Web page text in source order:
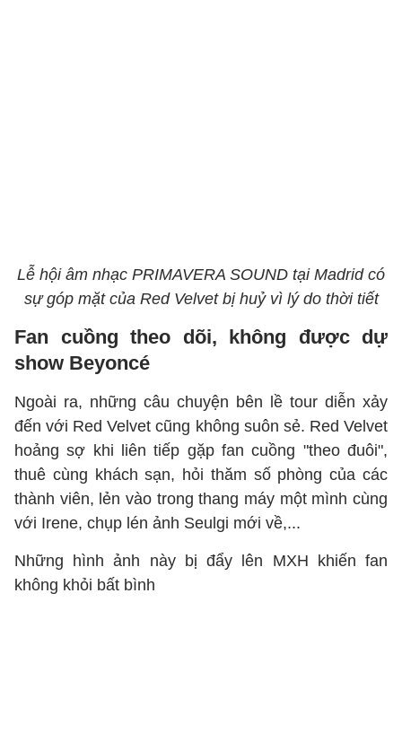
Lễ hội âm nhạc PRIMAVERA SOUND tại Madrid có
sự góp mặt của Red Velvet bị huỷ vì lý do thời tiết
Fan cuồng theo dõi, không được dự
show Beyoncé
Ngoài ra, những câu chuyện bên lề tour diễn xảy
đến với Red Velvet cũng không suôn sẻ. Red Velvet
hoảng sợ khi liên tiếp gặp fan cuồng "theo đuôi",
thuê cùng khách sạn, hỏi thăm số phòng của các
thành viên, lẻn vào trong thang máy một mình cùng
với Irene, chụp lén ảnh Seulgi mới về,...
Những hình ảnh này bị đẩy lên MXH khiến fan
không khỏi bất bình